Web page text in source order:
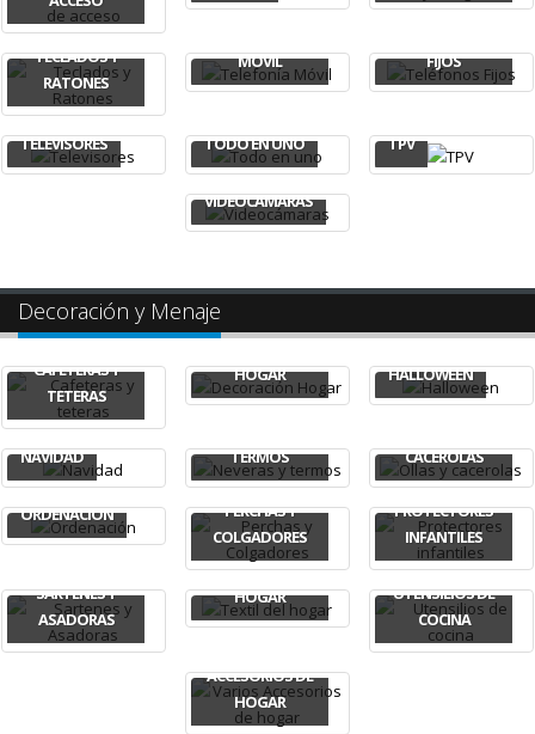
TECLADOS Y
RATONES
MÓVIL
FIJOS
TELEVISORES TODO EN UNO TPV
VIDEOCÁMARAS
Decoración y Menaje
CAFETERAS Y
TETERAS
HOGAR
HALLOWEEN
NAVIDAD
TERMOS
CACEROLAS
ORDENACIÓN
PERCHAS Y
COLGADORES
PROTECTORES
INFANTILES
SARTENES Y
ASADORAS
TEXTIL DEL
HOGAR
UTENSILIOS DE
COCINA
ACCESORIOS DE
HOGAR